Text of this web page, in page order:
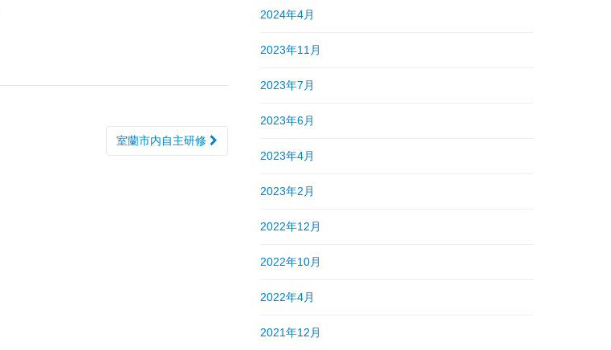
室蘭市内自主研修
2024年4月
2023年11月
2023年7月
2023年6月
2023年4月
2023年2月
2022年12月
2022年10月
2022年4月
2021年12月